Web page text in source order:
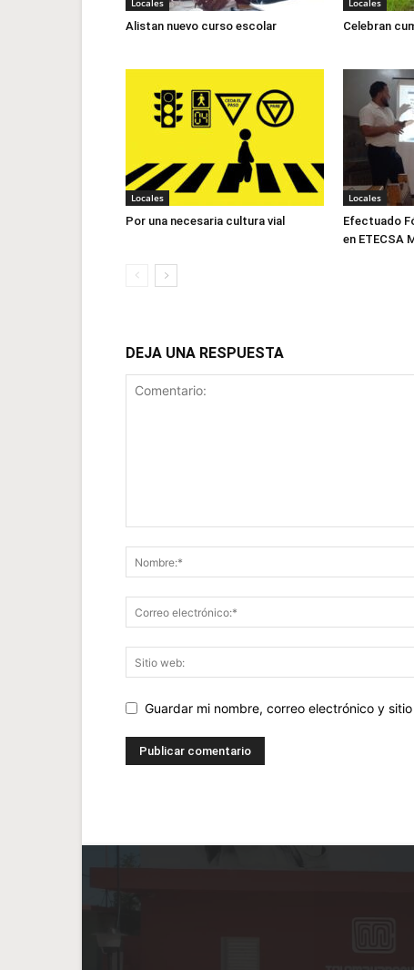
Locales
Alistan nuevo curso escolar
Locales
Celebran
Locales
Por una necesaria cultura vial
Locales
Efectuado
en ETECSA
DEJA UNA RESPUESTA
Guardar mi nombre, correo electrónico y